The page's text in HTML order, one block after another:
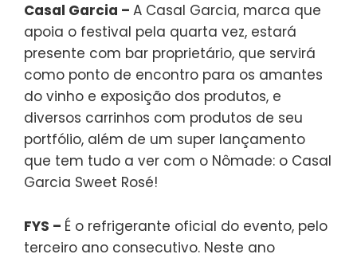
Casal Garcia – A Casal Garcia, marca que
apoia o festival pela quarta vez, estará
presente com bar proprietário, que servirá
como ponto de encontro para os amantes
do vinho e exposição dos produtos, e
diversos carrinhos com produtos de seu
portfólio, além de um super lançamento
que tem tudo a ver com o Nômade: o Casal
Garcia Sweet Rosé!
FYS – É o refrigerante oficial do evento, pelo
terceiro ano consecutivo. Neste ano